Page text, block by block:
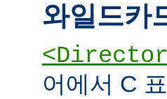
와일드카
어에서 C